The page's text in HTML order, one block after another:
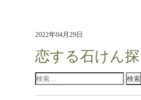
2022年04月29日
恋する石けん
検